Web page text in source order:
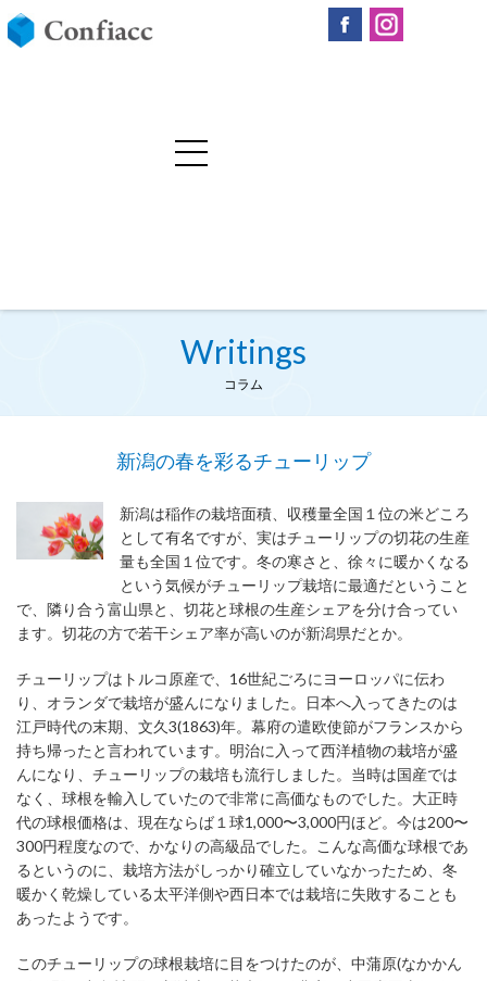
Writings
コラム
新潟の春を彩るチューリップ
新潟は稲作の栽培面積、収穫量全国１位の米どころ
として有名ですが、実はチューリップの切花の生産
量も全国１位です。冬の寒さと、徐々に暖かくなる
という気候がチューリップ栽培に最適だということ
で、隣り合う富山県と、切花と球根の生産シェアを分け合ってい
ます。切花の方で若干シェア率が高いのが新潟県だとか。
チューリップはトルコ原産で、16世紀ごろにヨーロッパに伝わ
り、オランダで栽培が盛んになりました。日本へ入ってきたのは
江戸時代の末期、文久3(1863)年。幕府の遣欧使節がフランスから
持ち帰ったと言われています。明治に入って西洋植物の栽培が盛
んになり、チューリップの栽培も流行しました。当時は国産では
なく、球根を輸入していたので非常に高価なものでした。大正時
代の球根価格は、現在ならば１球1,000〜3,000円ほど。今は200〜
300円程度なので、かなりの高級品でした。こんな高価な球根であ
るというのに、栽培方法がしっかり確立していなかったため、冬
暖かく乾燥している太平洋側や西日本では栽培に失敗することも
あったようです。
このチューリップの球根栽培に目をつけたのが、中蒲原(なかかん